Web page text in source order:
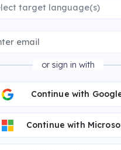
target language(s)
or sign in with
Continue with
Continue with